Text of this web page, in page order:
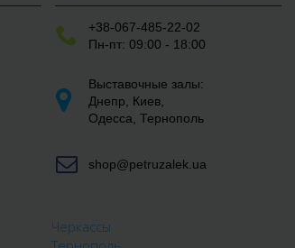
+38-067-485-22-02
Пн-пт: 09:00 - 18:00
Выставочные залы:
Днепр, Киев,
Одесса, Тернополь
shop@petruzalek.ua
Черкассы